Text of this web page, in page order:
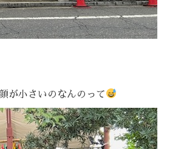
が小さいのなんのって